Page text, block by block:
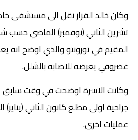
وكان خالد القزاز نقل الى مستشفى
تشرين الثاني (نوفمبر) الماضي حسب
المقيم في تورونتو والذي اوضح انه
غضروفي يعرضه للاصابه بالشلل.
وكانت الاسرة اوضحت في وقت سابق
جراحية اولى مطلع كانون الثاني
عمليات اخرى.